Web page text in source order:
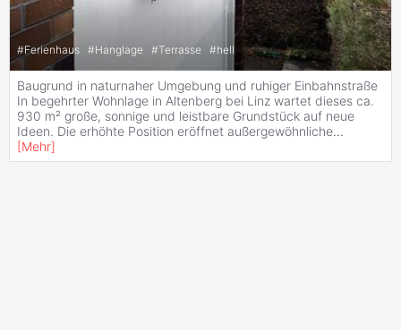
#Ferienhaus #Hanglage #Terrasse #hell
Baugrund in naturnaher Umgebung und ruhiger Einbahnstraße
In begehrter Wohnlage in Altenberg bei Linz wartet dieses ca.
930 m² große, sonnige und leistbare Grundstück auf neue
Ideen. Die erhöhte Position eröffnet außergewöhnliche...
[Mehr]